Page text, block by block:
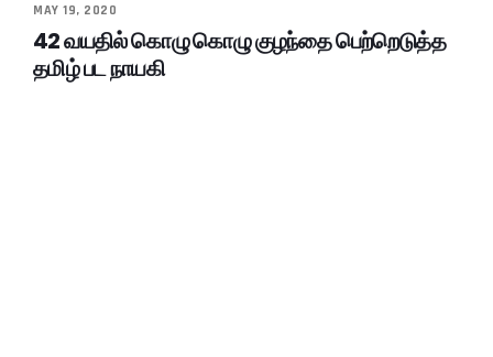
MAY 19, 2020
42 வயதில் கொழு கொழு குழந்தை பெற்றெடுத்த
தமிழ் பட நாயகி